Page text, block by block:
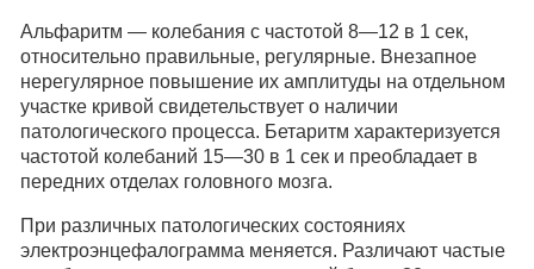
Альфаритм — колебания с частотой 8—12 в 1 сек,
относительно правильные, регулярные. Внезапное
нерегулярное повышение их амплитуды на отдельном
участке кривой свидетельствует о наличии
патологического процесса. Бетаритм характеризуется
частотой колебаний 15—30 в 1 сек и преобладает в
передних отделах головного мозга.
При различных патологических состояниях
электроэнцефалограмма меняется. Различают частые